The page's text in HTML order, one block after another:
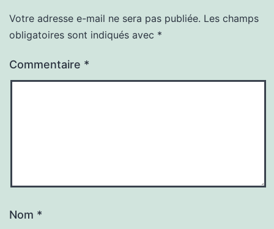
Votre adresse e-mail ne sera pas publiée. Les champs
obligatoires sont indiqués avec *
Commentaire *
Nom *